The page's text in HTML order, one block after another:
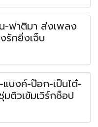
น-ฟาติมา ส่งเพลง
รักยิ่งเจ็บ
บงค์-ป๊อก-เป็นไต๋-
ติวเข้มเวิร์กช็อป